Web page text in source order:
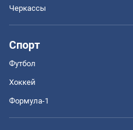
Черкассы
Спорт
Футбол
Хоккей
Формула-1